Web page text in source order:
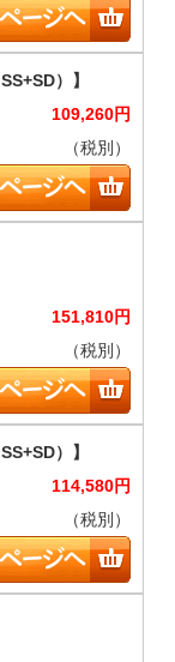
109,260円
（税別）
151,810円
（税別）
114,580円
（税別）